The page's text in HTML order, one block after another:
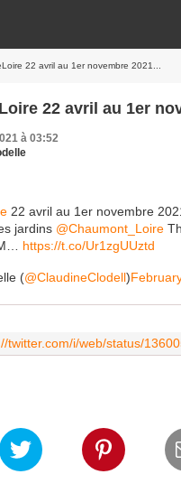
22 avril au 1er novembre 2021...
@RCValdeLoire 22 avril
à 03:52
22 avril au 1er novembre
jardins @Chaumont_Loire
https://t.co/Ur1zgUUztd
(@ClaudineClodell)
twitter.com/i/web/status/